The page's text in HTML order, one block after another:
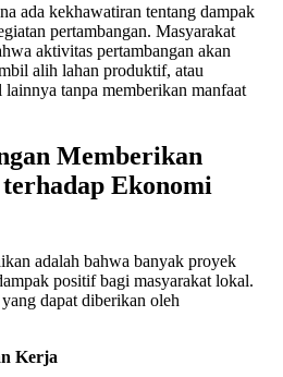
ada kekhawatiran tentang dampak
pertambangan. Masyarakat
aktivitas pertambangan akan
alih lahan produktif, atau
lainnya tanpa memberikan manfaat
Memberikan
Ekonomi
adalah bahwa banyak proyek
positif bagi masyarakat lokal.
dapat diberikan oleh
Kerja